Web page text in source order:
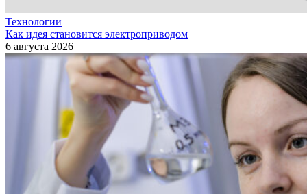
Технологии
Как идея становится электроприводом
6 августа 2026